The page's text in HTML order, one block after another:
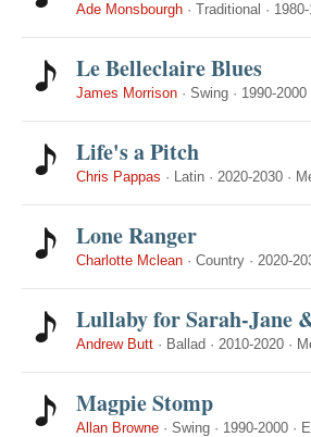
Ade Monsbourgh · Traditional ·
Le Belleclaire Blues
James Morrison · Swing · 1990-2000
Life's a Pitch
Chris Pappas · Latin · 2020-2030 ·
Lone Ranger
Charlotte Mclean · Country · 2020-
Lullaby for Sarah-Jane
Andrew Butt · Ballad · 2010-2020 ·
Magpie Stomp
Allan Browne · Swing · 1990-2000 ·